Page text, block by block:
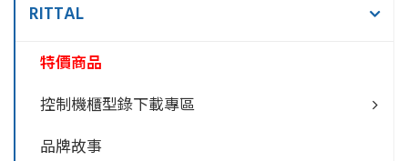
RITTAL
特價商品
控制機櫃型錄下載專區
品牌故事